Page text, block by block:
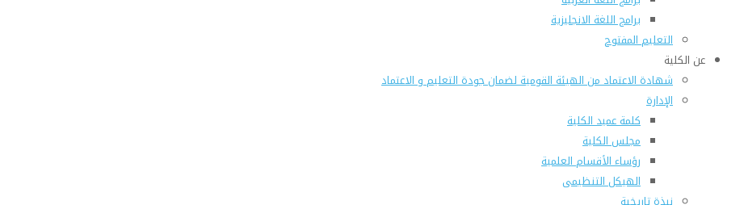
برامج اللغة الانجليزية
التعليم المفتوح
عن الكلية
شهادة الاعتماد من الهيئة القومية لضمان جودة التعليم و الاعتماد
الإدارة
كلمة عميد الكلية
مجلس الكلية
رؤساء الأقسام العلمية
الهيكل التنظيمى